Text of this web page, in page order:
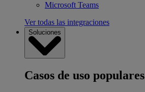
Microsoft Teams
Ver todas las integraciones
Soluciones
Casos de uso populares